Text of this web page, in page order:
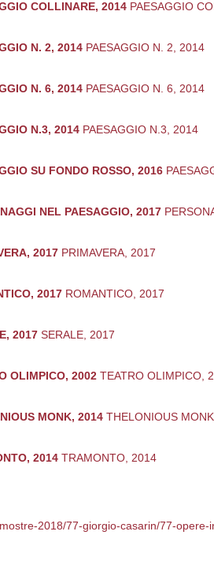
COLLINARE, 2014 PAESAGGIO
N. 2, 2014 PAESAGGIO N. 2, 2014
N. 6, 2014 PAESAGGIO N. 6, 2014
N.3, 2014 PAESAGGIO N.3, 2014
SU FONDO ROSSO, 2016
NEL PAESAGGIO, 2017
2017 PRIMAVERA, 2017
2017 ROMANTICO, 2017
2017 SERALE, 2017
OLIMPICO, 2002 TEATRO OLIMPICO,
MONK, 2014 THELONIOUS
2014 TRAMONTO, 2014
2018/77-giorgio-casarin/77-